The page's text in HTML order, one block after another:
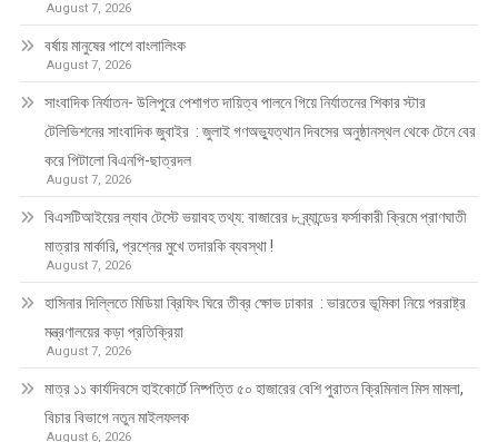
August 7, 2026
বর্ষায় মানুষের পাশে বাংলালিংক
August 7, 2026
সাংবাদিক নির্যাতন- উলিপুরে পেশাগত দায়িত্ব পালনে গিয়ে নির্যাতনের শিকার স্টার
টেলিভিশনের সাংবাদিক জুবাইর : জুলাই গণঅভ্যুত্থান দিবসের অনুষ্ঠানস্থল থেকে টেনে বের
করে পিটালো বিএনপি-ছাত্রদল
August 7, 2026
বিএসটিআইয়ের ল্যাব টেস্টে ভয়াবহ তথ্য: বাজারের ৮ ব্র্যান্ডের ফর্সাকারী ক্রিমে প্রাণঘাতী
মাত্রার মার্কারি, প্রশ্নের মুখে তদারকি ব্যবস্থা !
August 7, 2026
হাসিনার দিল্লিতে মিডিয়া ব্রিফিং ঘিরে তীব্র ক্ষোভ ঢাকার : ভারতের ভূমিকা নিয়ে পররাষ্ট্র
মন্ত্রণালয়ের কড়া প্রতিক্রিয়া
August 7, 2026
মাত্র ১১ কার্যদিবসে হাইকোর্টে নিষ্পত্তি ৫০ হাজারের বেশি পুরাতন ক্রিমিনাল মিস মামলা,
বিচার বিভাগে নতুন মাইলফলক
August 6, 2026